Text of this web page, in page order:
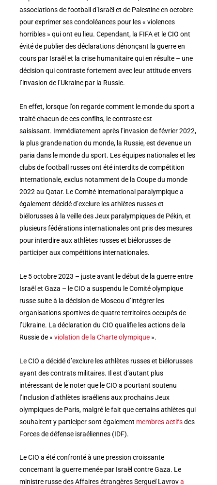
associations de football d’Israël et de Palestine en octobre
pour exprimer ses condoléances pour les « violences
horribles » qui ont eu lieu. Cependant, la FIFA et le CIO ont
évité de publier des déclarations dénonçant la guerre en
cours par Israël et la crise humanitaire qui en résulte – une
décision qui contraste fortement avec leur attitude envers
l’invasion de l’Ukraine par la Russie.
En effet, lorsque l’on regarde comment le monde du sport a
traité chacun de ces conflits, le contraste est
saisissant. Immédiatement après l’invasion de février 2022,
la plus grande nation du monde, la Russie, est devenue un
paria dans le monde du sport. Les équipes nationales et les
clubs de football russes ont été interdits de compétition
internationale, exclus notamment de la Coupe du monde
2022 au Qatar. Le Comité international paralympique a
également décidé d’exclure les athlètes russes et
biélorusses à la veille des Jeux paralympiques de Pékin, et
plusieurs fédérations internationales ont pris des mesures
pour interdire aux athlètes russes et biélorusses de
participer aux compétitions internationales.
Le 5 octobre 2023 – juste avant le début de la guerre entre
Israël et Gaza – le CIO a suspendu le Comité olympique
russe suite à la décision de Moscou d’intégrer les
organisations sportives de quatre territoires occupés de
l’Ukraine. La déclaration du CIO qualifie les actions de la
Russie de « violation de la Charte olympique ».
Le CIO a décidé d’exclure les athlètes russes et biélorusses
ayant des contrats militaires. Il est d’autant plus
intéressant de le noter que le CIO a pourtant soutenu
l’inclusion d’athlètes israéliens aux prochains Jeux
olympiques de Paris, malgré le fait que certains athlètes qui
souhaitent y participer sont également membres actifsdes
Forces de défense israéliennes (IDF).
Le CIO a été confronté à une pression croissante
concernant la guerre menée par Israël contre Gaza. Le
ministre russe des Affaires étrangères Sergueï Lavrova